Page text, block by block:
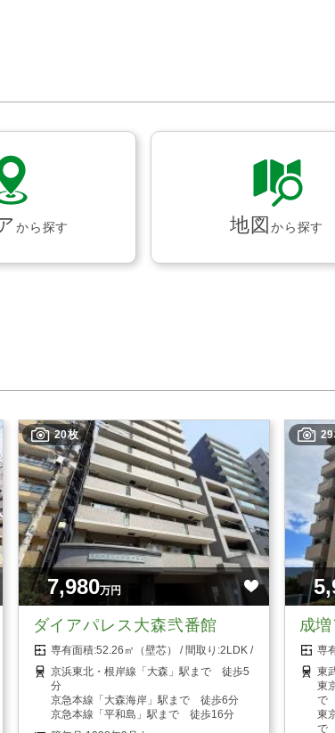
から探す 地図から探す
20枚
7,980万円
ダイアパレス大森弐番館
52.26㎡（壁芯）
2LDK
京浜東北・根岸線「大森」駅まで 徒歩5
分
京急本線「大森海岸」駅まで 徒歩6分
京急本線「平和島」駅まで 徒歩16分
成
東
東
で
東
で